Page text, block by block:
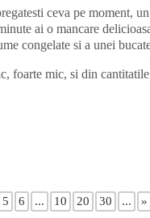
ceva pe moment,
ai o mancare
congelate si a unei
foarte mic, si din
5 6 ... 10 20 30 ... »